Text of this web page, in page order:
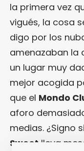
la primera vez
vigués, la cosa
digo por los
amenazaban la
un lugar muy
mejor acogida
que el Mondo
aforo
medias. ¿Signo
Sweet lleva